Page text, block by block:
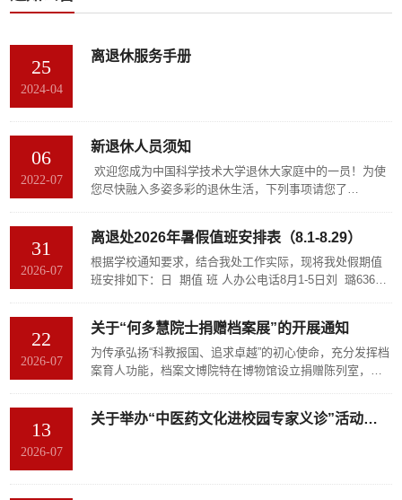
25
2024-04
离退休服务手册
06
2022-07
新退休人员须知
欢迎您成为中国科学技术大学退休大家庭中的一员！为使
您尽快融入多姿多彩的退休生活，下列事项请您了
在本网站公布。 2、办理退休登记：办理时间：工作日正
常上班时间。办理地点：东区离退休干部活动中心一楼办
公室101。办理流程：新退休人员携带退休证、中行借记
31
2026-07
离退处2026年暑假值班安排表（8.1-8.29）
根据学校通知要求，结合我处工作实际，现将我处假期值
班安排如下：日 期值 班 人办公电话8月1-5日刘 璐63606
7524带班领导徐 燕636063221、值班时间：上午8：30—1
1：30；下午2：30—5：00。2、活动中心正常开放。3、
值班同志认真负责地做好日常工作和值班记录。4、遇到重
22
2026-07
关于“何多慧院士捐赠档案展”的开展通知
为传承弘扬“科教报国、追求卓越”的初心使命，充分发挥档
案育人功能，档案文博院特在博物馆设立捐赠陈列室，集
生校友的重要窗口。捐赠陈列室首期推出“何多慧院士捐赠
13
2026-07
关于举办“中医药文化进校园专家义诊”活动的通知